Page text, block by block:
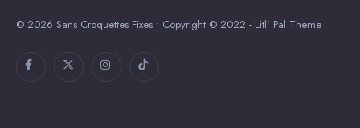
© 2026 Sans Croquettes Fixes • Copyright © 2022 - Litl' Pal Theme